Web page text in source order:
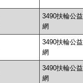
3490扶輪公益
網
3490扶輪公益
網
3490扶輪公益
網